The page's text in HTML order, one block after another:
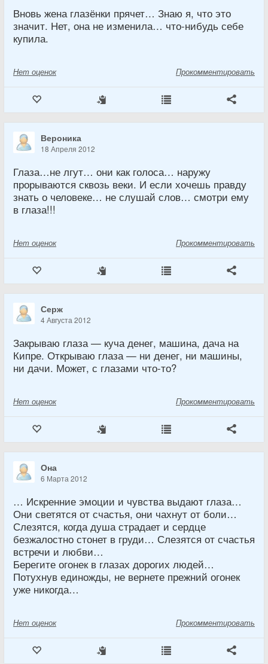
Вновь жена глазёнки прячет… Знаю я, что это
значит. Нет, она не изменила… что-нибудь себе
купила.
Нет оценок Прокомментировать
Вероника
18 Апреля 2012
Глаза…не лгут… они как голоса… наружу
прорываются сквозь веки. И если хочешь правду
знать о человеке… не слушай слов… смотри ему
в глаза!!!
Нет оценок Прокомментировать
Серж
4 Августа 2012
Закрываю глаза — куча денег, машина, дача на
Кипре. Открываю глаза — ни денег, ни машины,
ни дачи. Может, с глазами что-то?
Нет оценок Прокомментировать
Она
6 Марта 2012
… Искренние эмоции и чувства выдают глаза…
Они светятся от счастья, они чахнут от боли…
Слезятся, когда душа страдает и сердце
безжалостно стонет в груди… Слезятся от счастья
встречи и любви…
Берегите огонек в глазах дорогих людей…
Потухнув единожды, не вернете прежний огонек
уже никогда…
Нет оценок Прокомментировать